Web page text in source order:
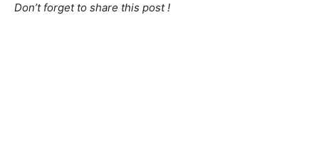
Don’t forget to share this post !